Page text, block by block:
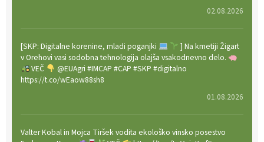
02.08.2026
[SKP: Digitalne korenine, mladi poganjki
] Na kmetiji Žigart
v Orehovi vasi sodobna tehnologija olajša vsakodnevno delo.
VEČ
@EUAgri #IMCAP #CAP #SKP #digitalno
https://t.co/wEaow88sh8
01.08.2026
Valter Kobal in Mojca Tiršek vodita ekološko vinsko posestvo